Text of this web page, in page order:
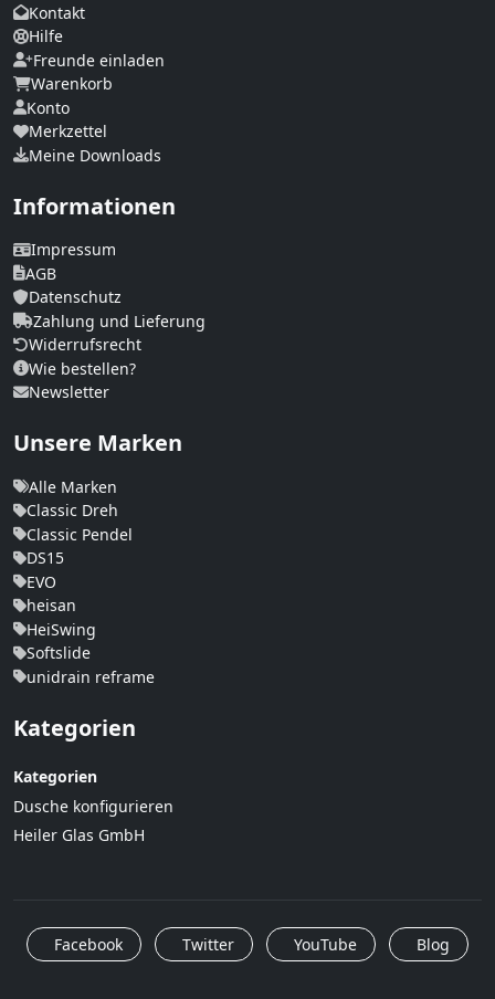
Kontakt
Hilfe
Freunde einladen
Warenkorb
Konto
Merkzettel
Meine Downloads
Informationen
Impressum
AGB
Datenschutz
Zahlung und Lieferung
Widerrufsrecht
Wie bestellen?
Newsletter
Unsere Marken
Alle Marken
Classic Dreh
Classic Pendel
DS15
EVO
heisan
HeiSwing
Softslide
unidrain reframe
Kategorien
Kategorien
Dusche konfigurieren
Heiler Glas GmbH
Facebook Twitter YouTube Blog